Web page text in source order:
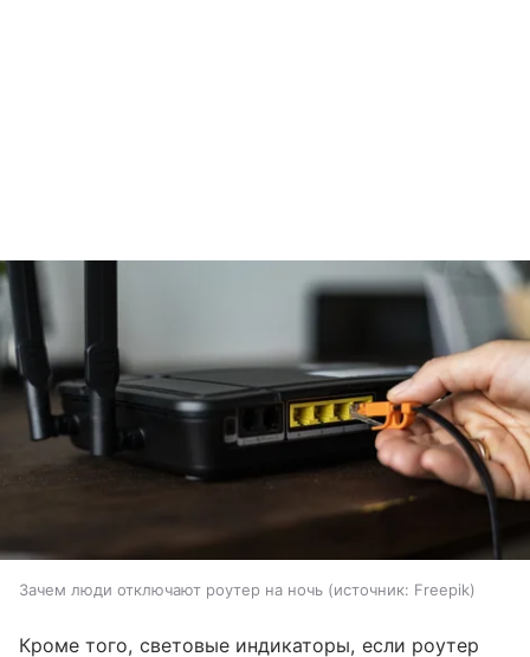
Зачем люди отключают роутер на ночь источник: Freepik
Кроме того, световые индикаторы, если роутер